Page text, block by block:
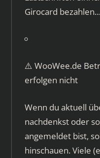
Girocard bezahlen…
⚠️ WooWee.de
erfolgen nicht
Wenn du aktuell
nachdenkst oder
angemeldet bist,
hinschauen. Viele